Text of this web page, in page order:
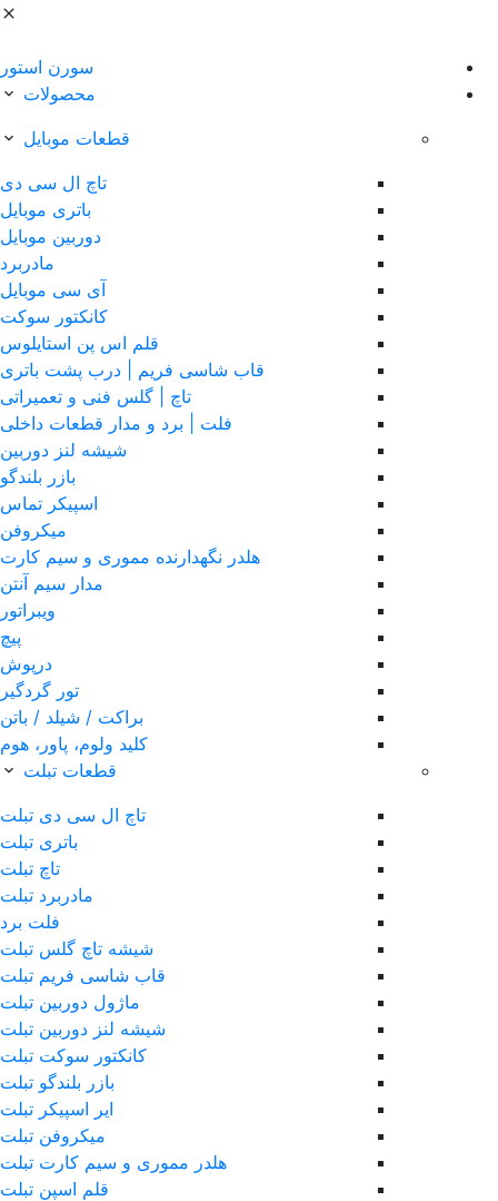
سورن استور
محصولات
قطعات موبایل
تاچ ال سی دی
باتری موبایل
دوربین موبایل
مادربرد
آی سی موبایل
کانکتور سوکت
قلم اس پن استایلوس
قاب شاسی فریم | درب پشت باتری
تاچ | گلس فنی و تعمیراتی
فلت | برد و مدار قطعات داخلی
شیشه لنز دوربین
بازر بلندگو
اسپیکر تماس
میکروفن
هلدر نگهدارنده مموری و سیم کارت
مدار سیم آنتن
ویبراتور
پیچ
درپوش
تور گردگیر
براکت / شیلد / باتن
کلید ولوم، پاور، هوم
قطعات تبلت
تاچ ال سی دی تبلت
باتری تبلت
تاچ تبلت
مادربرد تبلت
فلت برد
شیشه تاچ گلس تبلت
قاب شاسی فریم تبلت
ماژول دوربین تبلت
شیشه لنز دوربین تبلت
کانکتور سوکت تبلت
بازر بلندگو تبلت
ایر اسپیکر تبلت
میکروفن تبلت
هلدر مموری و سیم کارت تبلت
قلم اس‎پن تبلت